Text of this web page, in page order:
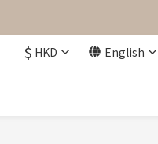
$ HKD English